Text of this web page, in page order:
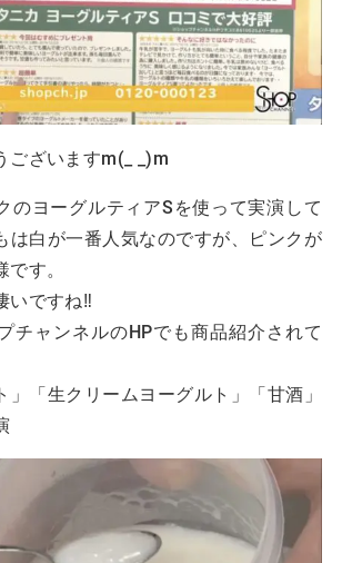
ございますm(_ _)m
のヨーグルティアSを使って実演して
は白が一番人気なのですが、ピンクが
す。
いですね‼
チャンネルのHPでも商品紹介されて
」「生クリームヨーグルト」「甘酒」